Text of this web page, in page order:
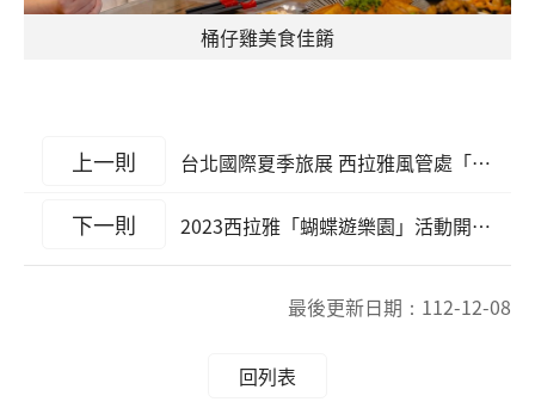
桶仔雞美食佳餚
上一則 台北國際夏季旅展 西拉雅風管處「仙境西拉雅」吸睛度爆棚 結合溫泉浴池意象邀請大家”浸”在獨一無二的「西拉雅味」
下一則 2023西拉雅「蝴蝶遊樂園」活動開跑囉!
最後更新日期： 112-12-08
回列表